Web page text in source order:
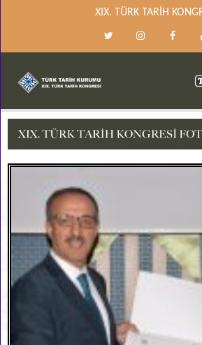
XIX. TÜRK TARİH
XIX. TÜRK TARIH KONGRESI